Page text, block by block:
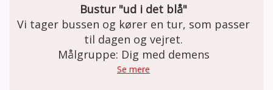
the pris kr. 20,-
Bustur "ud i det blå"
Vi tager bussen og kører en tur, som passer
til dagen og vejret.
Målgruppe: Dig med demens
Se mere